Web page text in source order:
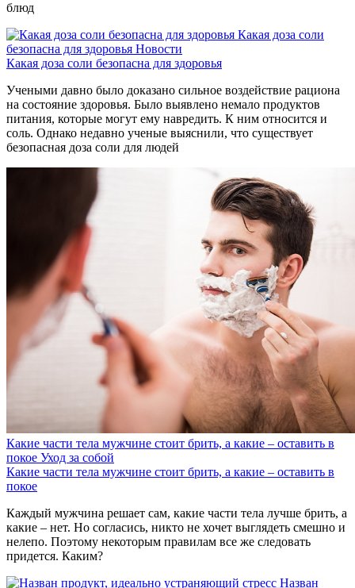
блюд
Какая доза соли
безопасна для здоровья Новости
Какая доза соли безопасна для здоровья
Учеными давно было доказано сильное воздействие рациона
на состояние здоровья. Было выявлено немало продуктов
питания, которые могут ему навредить. К ним относится и
соль. Однако недавно ученые выяснили, что существует
безопасная доза соли для людей
Какие части тела мужчине стоит брить, а какие – оставить в
покое Уход за собой
Какие части тела мужчине стоит брить, а какие – оставить в
покое
Каждый мужчина решает сам, какие части тела лучше брить, а
какие – нет. Но согласись, никто не хочет выглядеть смешно и
нелепо. Поэтому некоторым правилам все же следовать
придется. Каким?
Назван